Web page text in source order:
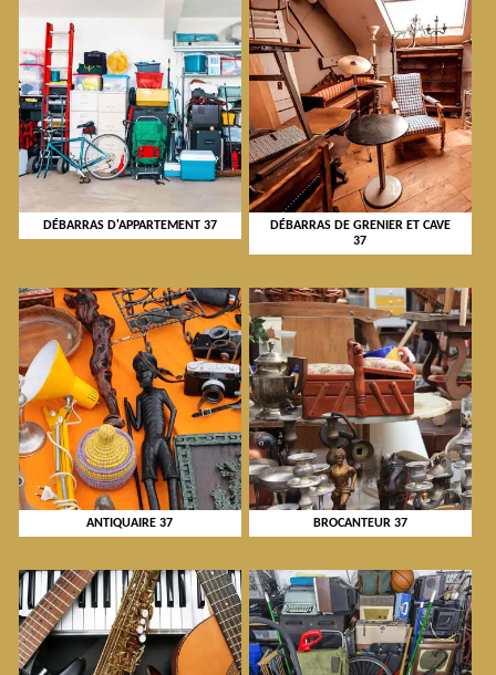
DÉBARRAS D'APPARTEMENT 37
DÉBARRAS DE GRENIER ET CAVE
37
ANTIQUAIRE 37 BROCANTEUR 37